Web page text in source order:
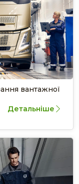
вантажної
Детальніше